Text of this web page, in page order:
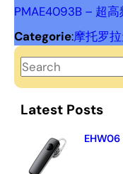
PMAE4093B – 超
Categorie:摩托罗
S
e
aLatest Posts
EHW06